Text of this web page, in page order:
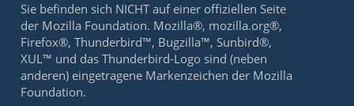
Sie befinden sich NICHT auf einer offiziellen Seite
der Mozilla Foundation. Mozilla®, mozilla.org®,
Firefox®, Thunderbird™, Bugzilla™, Sunbird®,
XUL™ und das Thunderbird-Logo sind (neben
anderen) eingetragene Markenzeichen der Mozilla
Foundation.